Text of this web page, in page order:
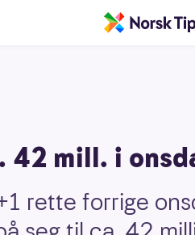
mill. i
rette forrige